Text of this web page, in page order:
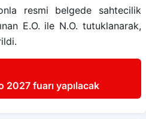
resmi belgede sahtecilik
E.O. ile N.O. tutuklanarak,
fuarı yapılacak